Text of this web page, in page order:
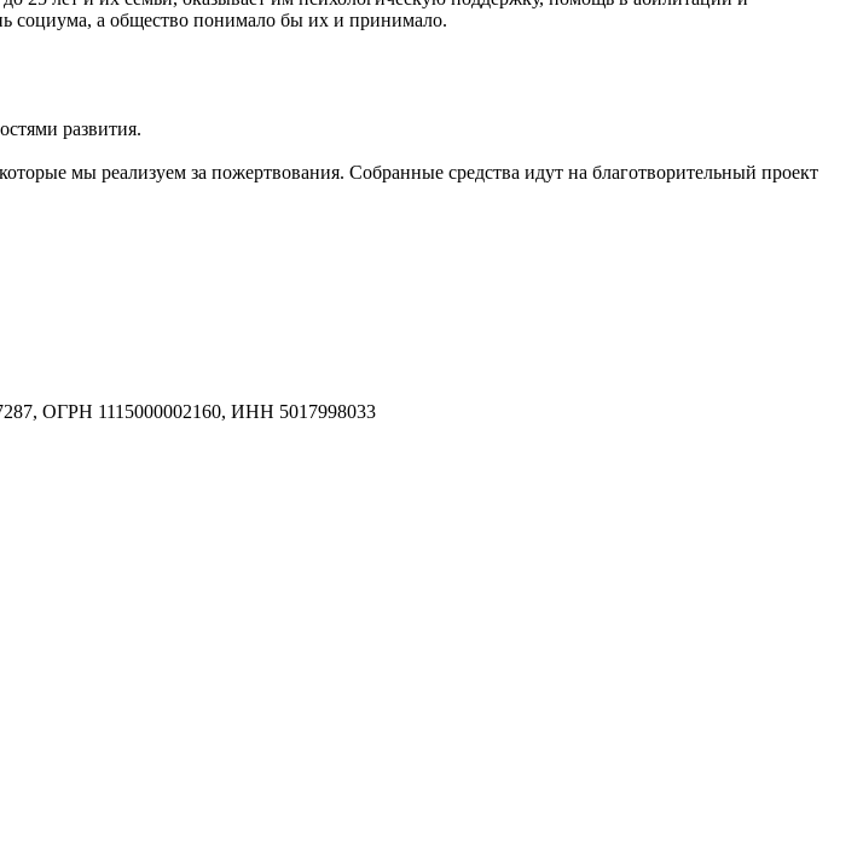
а общество понимало бы их и принимало.
развития.
мы реализуем за пожертвования. Собранные средства идут на благотворительный проект
ОГРН 1115000002160, ИНН 5017998033